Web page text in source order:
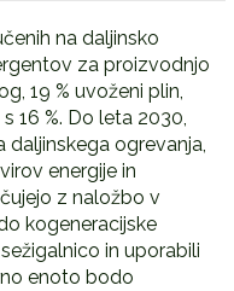
na daljinsko
za proizvodnjo
19 % uvoženi plin,
16 %. Do leta 2030,
ogrevanja,
energije in
z naložbo v
kogeneracijske
in uporabili
enoto bodo